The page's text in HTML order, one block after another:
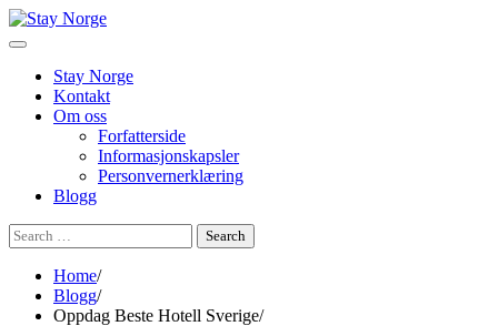
Skip
to
Stay Norge
Kontakt
Om oss
Forfatterside
Informasjonskapsler
Personvernerklæring
Blogg
Search
for:
Home
Blogg
Oppdag Beste Hotell Sverige